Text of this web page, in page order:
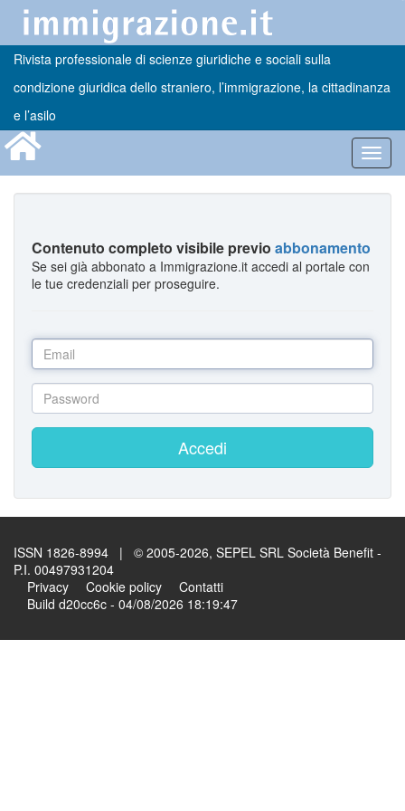
Rivista professionale di scienze giuridiche e sociali sulla
condizione giuridica dello straniero, l’immigrazione, la cittadinanza
e l’asilo
Contenuto completo visibile previo abbonamento
Se sei già abbonato a Immigrazione.it accedi al portale con
le tue credenziali per proseguire.
Accedi
ISSN 1826-8994 | © 2005-2026, SEPEL SRL Società Benefit -
P.I. 00497931204
Privacy
Cookie policy
Contatti
Build d20cc6c - 04/08/2026 18:19:47